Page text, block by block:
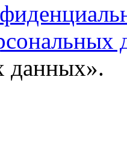
данных».